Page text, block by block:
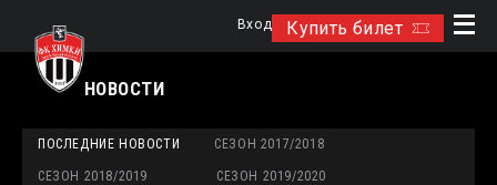
Купить билет
Вход
НОВОСТИ
ПОСЛЕДНИЕ НОВОСТИ СЕЗОН 2017/2018
СЕЗОН 2018/2019 СЕЗОН 2019/2020